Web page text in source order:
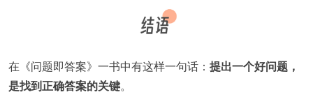
在《问题即答案》一书中有这样一句话： 提出一个好问题，
是找到正确答案的关键。